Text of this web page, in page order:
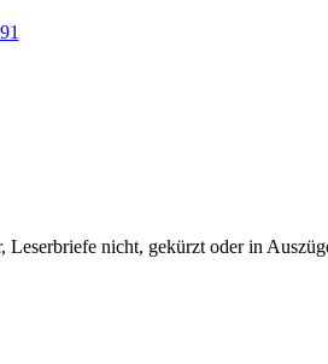
nicht, gekürzt oder in